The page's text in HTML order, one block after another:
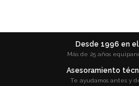
Desde 1996 en
Más de 25 años
Asesoramiento
Te ayudamos antes y